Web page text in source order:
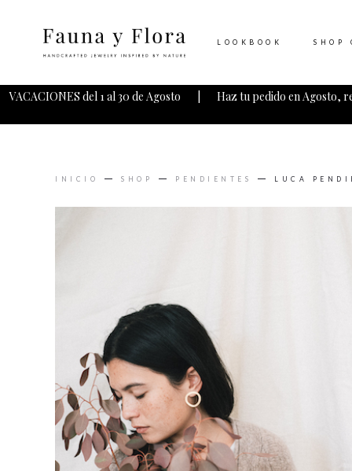
VACACIONES del 1 al 30 de Agosto | Haz tu pedido en Agosto,
LOOKBOOK SHOP
INICIO SHOP PENDIENTES LUCA